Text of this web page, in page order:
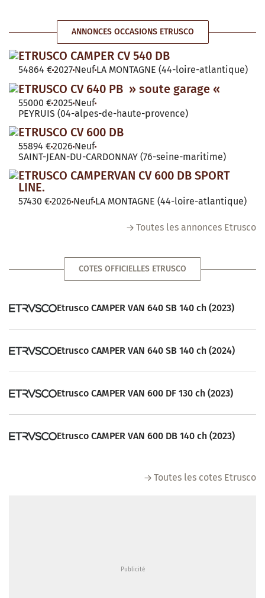
ANNONCES OCCASIONS ETRUSCO
ETRUSCO CAMPER CV 540 DB
54864 €2027 Neuf LA MONTAGNE (44-loire-atlantique)
ETRUSCO CV 640 PB » soute garage «
55000 €2025 Neuf
PEYRUIS (04-alpes-de-haute-provence)
ETRUSCO CV 600 DB
55894 €2026 Neuf
SAINT-JEAN-DU-CARDONNAY (76-seine-maritime)
ETRUSCO CAMPERVAN CV 600 DB SPORT
LINE.
57430 €2026 Neuf LA MONTAGNE (44-loire-atlantique)
Toutes les annonces Etrusco
COTES OFFICIELLES ETRUSCO
Etrusco CAMPER VAN 640 SB 140 ch (2023)
Etrusco CAMPER VAN 640 SB 140 ch (2024)
Etrusco CAMPER VAN 600 DF 130 ch (2023)
Etrusco CAMPER VAN 600 DB 140 ch (2023)
Toutes les cotes Etrusco